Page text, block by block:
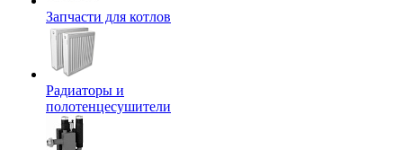
Запчасти для котлов
Радиаторы и
полотенцесушители